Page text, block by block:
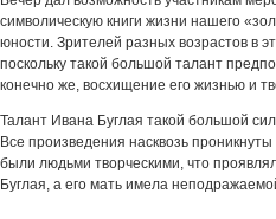
символическую книги жизни нашего
юности. Зрителей разных возрастов в
поскольку такой большой талант
конечно же, восхищение его жизнью и
Талант Ивана Буглая такой большой
Все произведения насквозь
были людьми творческими, что
Буглая, а его мать имела